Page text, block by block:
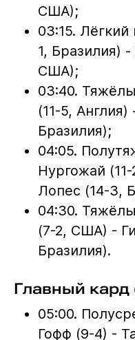
США);
03:15.
1, Бразилия)
США);
03:40.
(11-5,
Бразилия);
04:05.
Нургожай
Лопес (14-3,
04:30.
(7-2, США) -
Бразилия).
Главный кард
05:00.
Гофф (9-4) -